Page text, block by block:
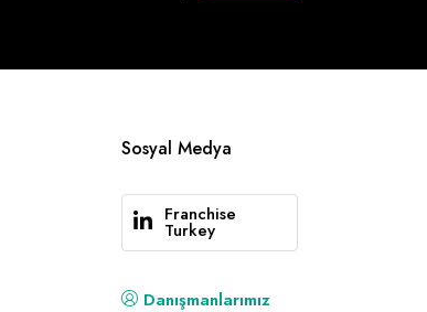
Sosyal Medya
Franchise
Turkey
Danışmanlarımız